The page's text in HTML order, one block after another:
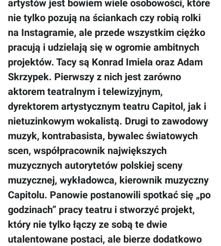
artystów jest bowiem wiele osobowości, które
nie tylko pozują na ściankach czy robią rolki
na Instagramie, ale przede wszystkim ciężko
pracują i udzielają się w ogromie ambitnych
projektów. Tacy są Konrad Imiela oraz Adam
Skrzypek. Pierwszy z nich jest zarówno
aktorem teatralnym i telewizyjnym,
dyrektorem artystycznym teatru Capitol, jak i
nietuzinkowym wokalistą. Drugi to zawodowy
muzyk, kontrabasista, bywalec światowych
scen, współpracownik największych
muzycznych autorytetów polskiej sceny
muzycznej, wykładowca, kierownik muzyczny
Capitolu. Panowie postanowili spotkać się „po
godzinach” pracy teatru i stworzyć projekt,
który nie tylko łączy ze sobą te dwie
utalentowane postaci, ale bierze dodatkowo